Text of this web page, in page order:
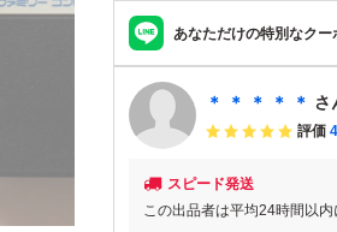
あなただけの特別なク
＊ ＊ ＊ ＊ ＊ さ
評価
スピード発送
この出品者は平均24時間以